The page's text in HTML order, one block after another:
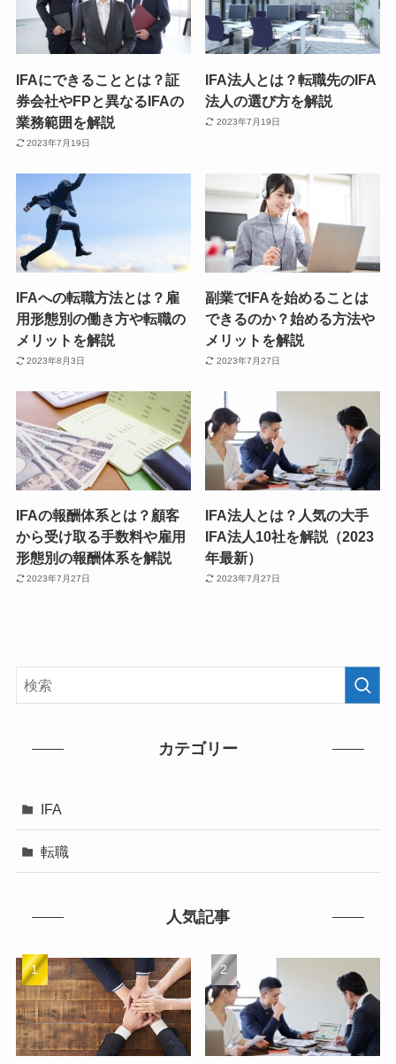
IFAにできることとは？証
券会社やFPと異なるIFAの
業務範囲を解説
2023年7月19日
IFA法人とは？転職先のIFA
法人の選び方を解説
2023年7月19日
IFAへの転職方法とは？雇
用形態別の働き方や転職の
メリットを解説
2023年8月3日
副業でIFAを始めることは
できるのか？始める方法や
メリットを解説
2023年7月27日
IFAの報酬体系とは？顧客
から受け取る手数料や雇用
形態別の報酬体系を解説
2023年7月27日
IFA法人とは？人気の大手
IFA法人10社を解説（2023
年最新）
2023年7月27日
カテゴリー
IFA
転職
人気記事